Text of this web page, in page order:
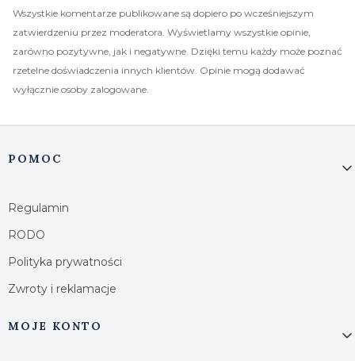
Wszystkie komentarze publikowane są dopiero po wcześniejszym
zatwierdzeniu przez moderatora. Wyświetlamy wszystkie opinie,
zarówno pozytywne, jak i negatywne. Dzięki temu każdy może poznać
rzetelne doświadczenia innych klientów. Opinie mogą dodawać
wyłącznie osoby zalogowane.
Linki w stopce
POMOC
Regulamin
RODO
Polityka prywatności
Zwroty i reklamacje
MOJE KONTO